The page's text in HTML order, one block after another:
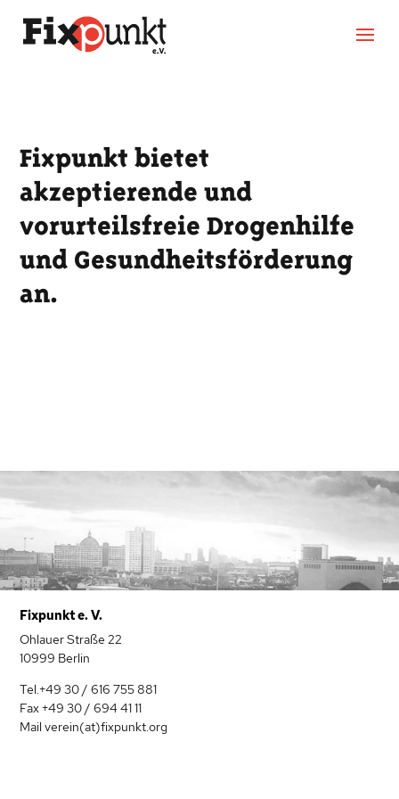
Fixpunkt bietet
akzeptierende und
vorurteilsfreie Drogenhilfe
und Gesundheitsförderung
an.
Fixpunkt e. V.
Ohlauer Straße 22
10999 Berlin
Tel.+49 30 / 616 755 881
Fax +49 30 / 694 41 11
Mail verein(at)fixpunkt.org